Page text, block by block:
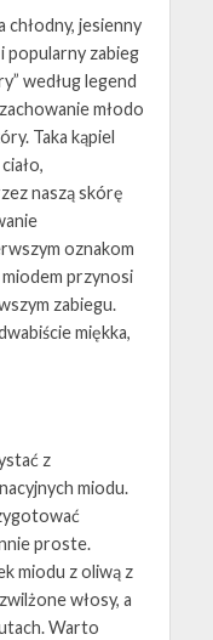
chłodny, jesienny
popularny zabieg
według legend
młodo
Taka kąpiel
naszą skórę
oznakom
przynosi
zabiegu.
miękka,
z
miodu.
proste.
miodu z oliwą z
włosy, a
Warto